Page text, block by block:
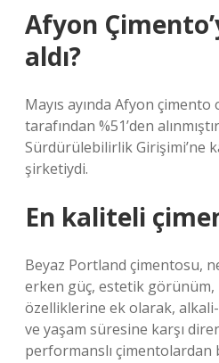
Afyon
aldı?
Mayıs ayında Afyon
tarafından %51’den
Sürdürülebilirlik Girişimi’ne
şirketiydi.
En kaliteli
Beyaz Portland çimentosu,
erken güç, estetik görünüm,
özelliklerine ek olarak,
ve yaşam süresine karşı
performanslı çimentolardan